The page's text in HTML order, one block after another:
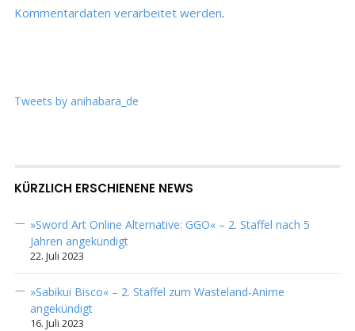
Kommentardaten verarbeitet werden.
Tweets by anihabara_de
KÜRZLICH ERSCHIENENE NEWS
»Sword Art Online Alternative: GGO« – 2. Staffel nach 5
Jahren angekündigt
22. Juli 2023
»Sabikui Bisco« – 2. Staffel zum Wasteland-Anime
angekündigt
16. Juli 2023